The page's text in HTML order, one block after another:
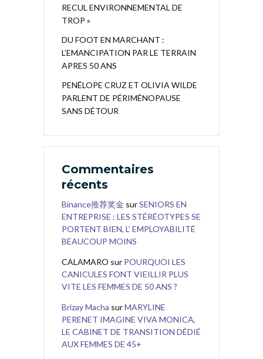
RECUL ENVIRONNEMENTAL DE
TROP »
DU FOOT EN MARCHANT :
L’EMANCIPATION PAR LE TERRAIN
APRES 50 ANS
PENÉLOPE CRUZ ET OLIVIA WILDE
PARLENT DE PÉRIMÉNOPAUSE
SANS DÉTOUR
Commentaires
récents
Binance推荐奖金 surSENIORS EN
ENTREPRISE : LES STÉRÉOTYPES SE
PORTENT BIEN, L’ EMPLOYABILITÉ
BEAUCOUP MOINS
CALAMARO sur POURQUOI LES
CANICULES FONT VIEILLIR PLUS
VITE LES FEMMES DE 50 ANS ?
Brizay Macha surMARYLINE
PERENET IMAGINE VIVA MONICA,
LE CABINET DE TRANSITION DÉDIÉ
AUX FEMMES DE 45+